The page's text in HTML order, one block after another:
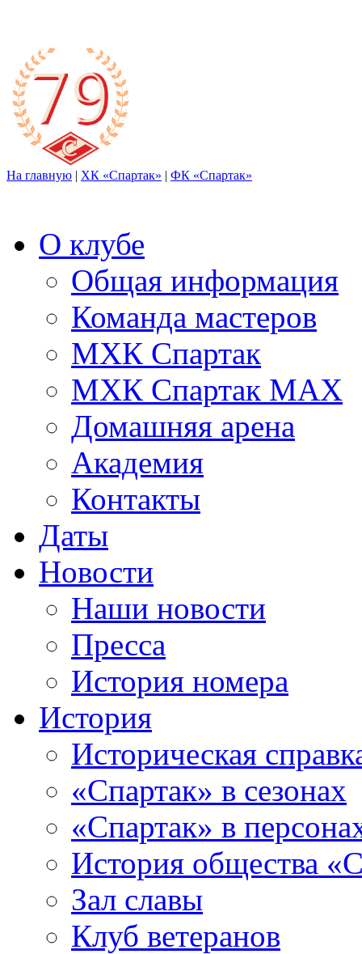
На главную | ХК «Спартак» | ФК «Спартак»
О клубе
Общая информация
Команда мастеров
МХК Спартак
МХК Спартак МАХ
Домашняя арена
Академия
Контакты
Даты
Новости
Наши новости
Пресса
История номера
История
Историческая
«Спартак» в сезонах
«Спартак» в
История общества
Зал славы
Клуб ветеранов